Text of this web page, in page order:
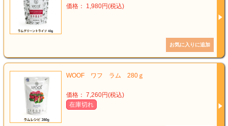
価格： 1,980円(税込)
WOOF ワフ ラム 280ｇ
価格： 7,260円(税込)
在庫切れ